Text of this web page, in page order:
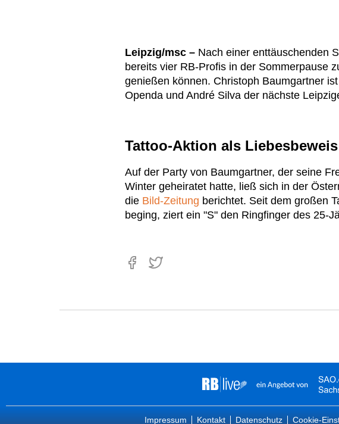
Leipzig/msc – Nach einer enttäuschenden
bereits vier RB-Profis in der Sommerpause
genießen können. Christoph Baumgartner
Openda und André Silva der nächste
Tattoo-Aktion als Liebesbeweis
Auf der Party von Baumgartner, der seine
Winter geheiratet hatte, ließ sich in der
die Bild-Zeitung berichtet. Seit dem großen
beging, ziert ein "S" den Ringfinger des 25-
Impressum Kontakt Datenschutz Cookie-